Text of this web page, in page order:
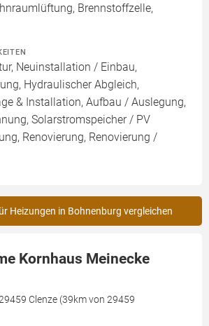
Brennstoffzelle,
Neuinstallation / Einbau,
Hydraulischer Abgleich,
& Installation, Aufbau / Auslegung,
Solarstromspeicher / PV
Renovierung, Renovierung /
Heizungen in Bohnenburg vergleichen
Kornhaus Meinecke
Clenze (39km von 29459